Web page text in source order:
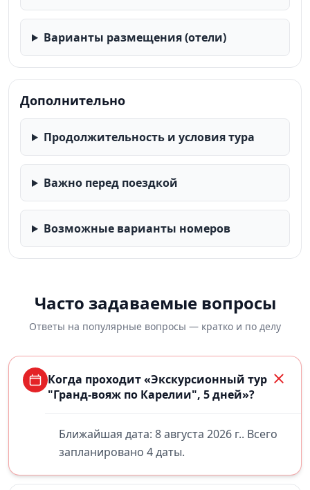
Варианты размещения (отели)
Дополнительно
Продолжительность и условия тура
Важно перед поездкой
Возможные варианты номеров
Часто задаваемые вопросы
Ответы на популярные вопросы — кратко и по делу
Когда проходит «Экскурсионный тур
"Гранд-вояж по Карелии", 5 дней»?
Ближайшая дата: 8 августа 2026 г.. Всего
запланировано 4 даты.